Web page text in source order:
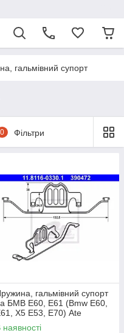
гальмівний супорт
0 Фільтри
гальмівний супорт
БМВ Е60, Е61 (Bmw E60,
X5 E53, E70) Ate
наявності